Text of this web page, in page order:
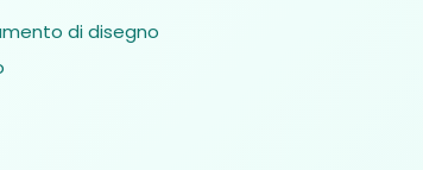
di disegno